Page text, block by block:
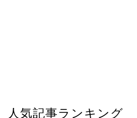
人気記事ランキング